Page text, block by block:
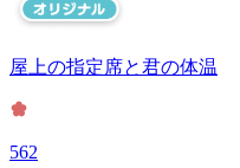
屋上の指定席と君の体温
562